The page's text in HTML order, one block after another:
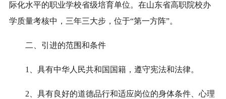
际化水平的职业学校省级培育单位。在山东省高职院校办
学质量考核中，三年三大步，位于“第一方阵”。
二、引进的范围和条件
1、具有中华人民共和国国籍，遵守宪法和法律。
2、具有良好的道德品行和适应岗位的身体条件、心理